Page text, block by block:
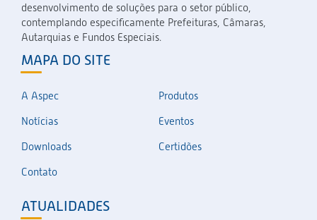
desenvolvimento de soluções para o setor público,
contemplando especificamente Prefeituras, Câmaras,
Autarquias e Fundos Especiais.
MAPA DO SITE
A Aspec
Produtos
Notícias
Eventos
Downloads
Certidões
Contato
ATUALIDADES